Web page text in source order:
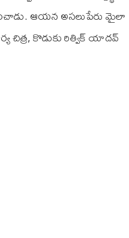
ఆయన అసలుపేరు మైలా
కొడుకు రిత్విక్ యాద‌వ్‌